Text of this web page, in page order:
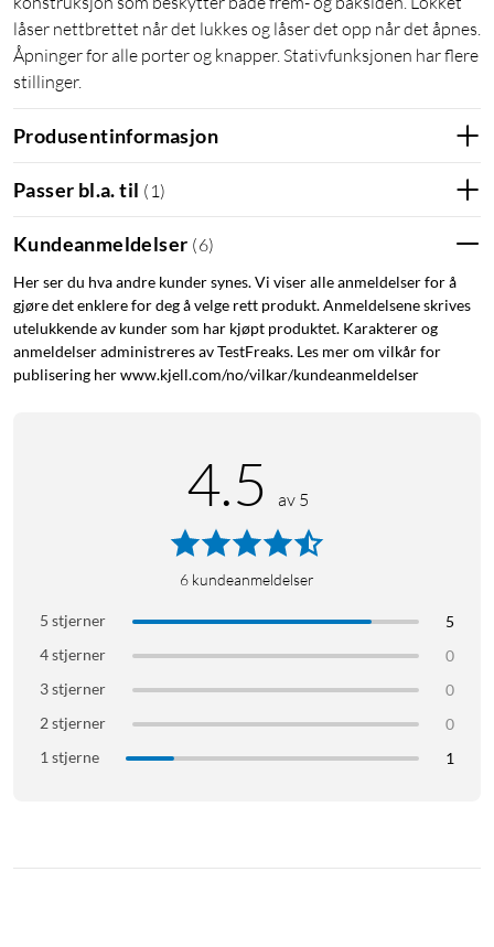
låser nettbrettet når det lukkes og låser det opp når det åpnes.
Åpninger for alle porter og knapper. Stativfunksjonen har flere
stillinger.
Produsentinformasjon
Passer bl.a. til ( 1 )
Kundeanmeldelser (6)
Her ser du hva andre kunder synes. Vi viser alle anmeldelser for å
gjøre det enklere for deg å velge rett produkt. Anmeldelsene skrives
utelukkende av kunder som har kjøpt produktet. Karakterer og
anmeldelser administreres av TestFreaks. Les mer om vilkår for
publisering her www.kjell.com/no/vilkar/kundeanmeldelser
4.5 av 5
6 kundeanmeldelser
5 stjerner
5
4 stjerner
0
3 stjerner
0
2 stjerner
0
1 stjerne
1